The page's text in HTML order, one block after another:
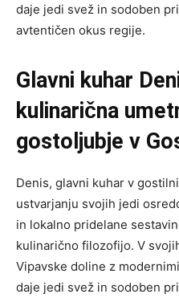
daje jedi svež in sodoben
avtentičen okus regije.
Glavni kuhar
kulinarična
gostoljubje v
Denis, glavni kuhar v
ustvarjanju svojih jedi
in lokalno pridelane
kulinarično filozofijo. V
Vipavske doline z
daje jedi svež in sodoben